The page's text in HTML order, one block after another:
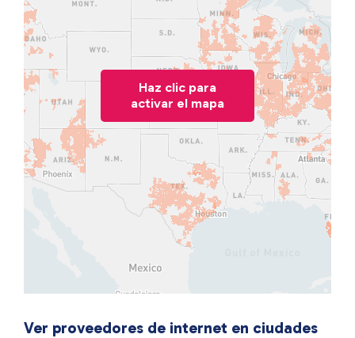
Haz clic para
activar el mapa
Ver proveedores de internet en ciudades